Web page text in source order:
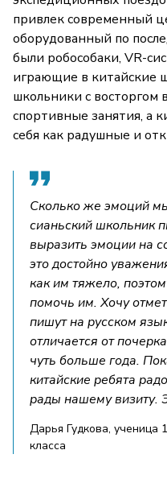
привлек современный
оборудованный по
были робособаки, VR-
играющие в китайские
школьники с восторгом
спортивные занятия, а
себя как радушные и
Сколько же эмоций
сианьский школьник
выразить эмоции на
это достойно
как им тяжело,
помочь им. Хочу
пишут на русском
отличается от
чуть больше года.
китайские ребята
рады нашему визиту.
Дарья Гудкова, ученица
класса